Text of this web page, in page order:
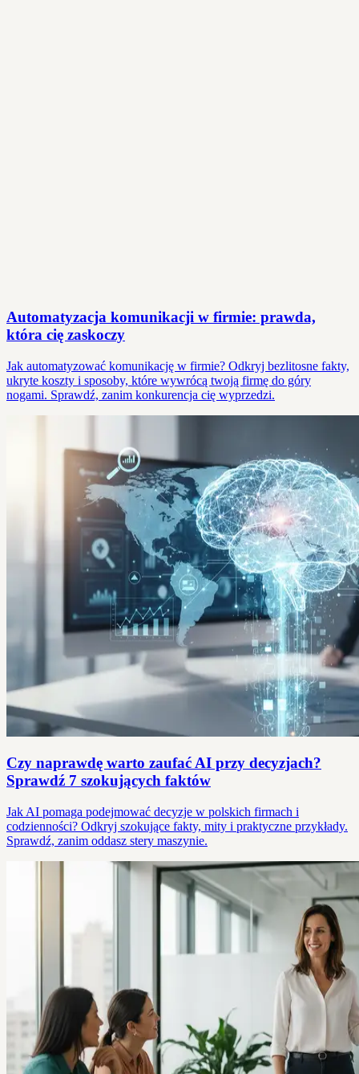
Automatyzacja komunikacji w firmie: prawda,
która cię zaskoczy
Jak automatyzować komunikację w firmie? Odkryj bezlitosne fakty,
ukryte koszty i sposoby, które wywrócą twoją firmę do góry
nogami. Sprawdź, zanim konkurencja cię wyprzedzi.
Czy naprawdę warto zaufać AI przy decyzjach?
Sprawdź 7 szokujących faktów
Jak AI pomaga podejmować decyzje w polskich firmach i
codzienności? Odkryj szokujące fakty, mity i praktyczne przykłady.
Sprawdź, zanim oddasz stery maszynie.